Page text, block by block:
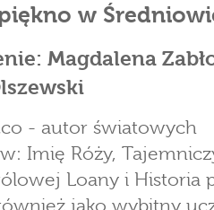
w
Magdalena
- autor światowych
Imię Róży,
Loany i Historia
jako wybitny